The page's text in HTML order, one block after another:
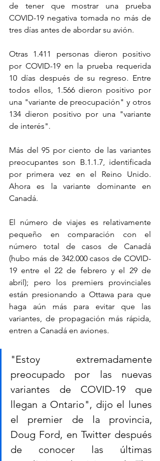
de tener que mostrar una prueba
COVID-19 negativa tomada no más de
tres días antes de abordar su avión.
Otras 1.411 personas dieron positivo
por COVID-19 en la prueba requerida
10 días después de su regreso. Entre
todos ellos, 1.566 dieron positivo por
una "variante de preocupación" y otros
134 dieron positivo por una "variante
de interés".
Más del 95 por ciento de las variantes
preocupantes son B.1.1.7, identificada
por primera vez en el Reino Unido.
Ahora es la variante dominante en
Canadá.
El número de viajes es relativamente
pequeño en comparación con el
número total de casos de Canadá
(hubo más de 342.000 casos de COVID-
19 entre el 22 de febrero y el 29 de
abril); pero los premiers provinciales
están presionando a Ottawa para que
haga aún más para evitar que las
variantes, de propagación más rápida,
entren a Canadá en aviones.
"Estoy extremadamente
preocupado por las nuevas
variantes de COVID-19 que
llegan a Ontario", dijo el lunes
el premier de la provincia,
Doug Ford, en Twitter después
de conocer las últimas